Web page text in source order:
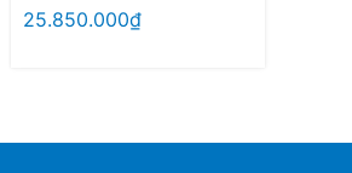
M727XA(GB)U1
25.850.000₫